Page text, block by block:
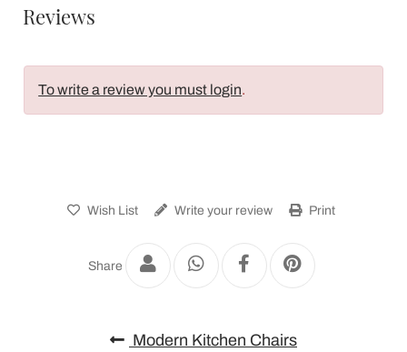
Reviews
To write a review you must login.
Wish List Write your review Print
Share
Modern Kitchen Chairs